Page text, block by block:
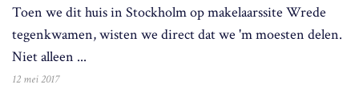
Toen we dit huis in Stockholm op makelaarssite Wrede
tegenkwamen, wisten we direct dat we 'm moesten delen.
Niet alleen ...
12 mei 2017